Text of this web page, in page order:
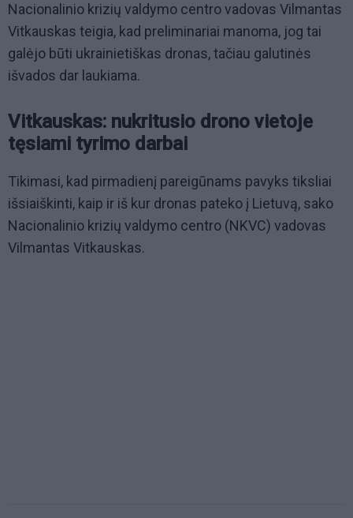
Nacionalinio krizių valdymo centro vadovas Vilmantas
Vitkauskas teigia, kad preliminariai manoma, jog tai
galėjo būti ukrainietiškas dronas, tačiau galutinės
išvados dar laukiama.
Vitkauskas: nukritusio drono vietoje
tęsiami tyrimo darbai
Tikimasi, kad pirmadienį pareigūnams pavyks tiksliai
išsiaiškinti, kaip ir iš kur dronas pateko į Lietuvą, sako
Nacionalinio krizių valdymo centro (NKVC) vadovas
Vilmantas Vitkauskas.